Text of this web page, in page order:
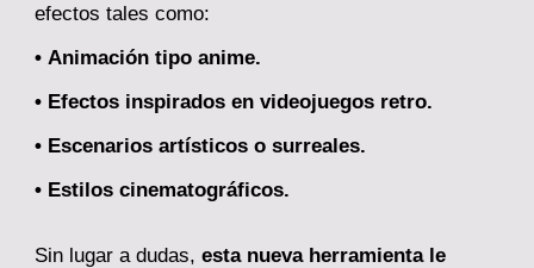
efectos tales como:
• Animación tipo anime.
• Efectos inspirados en videojuegos retro.
• Escenarios artísticos o surreales.
• Estilos cinematográficos.
Sin lugar a dudas,esta nueva herramienta le